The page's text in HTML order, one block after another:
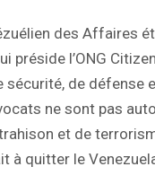
des Affaires
préside l’ONG
sécurité, de défense
ne sont pas
et de
à quitter le